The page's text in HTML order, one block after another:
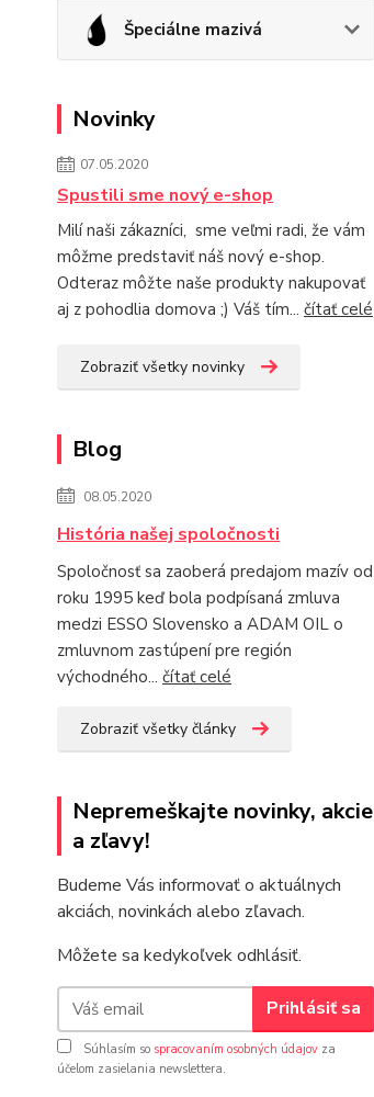
Špeciálne mazivá
Novinky
07.05.2020
Spustili sme nový e-shop
Milí naši zákazníci, sme veľmi radi, že vám
môžme predstaviť náš nový e-shop.
Odteraz môžte naše produkty nakupovať
aj z pohodlia domova ;) Váš tím... čítať celé
Zobraziť všetky novinky
Blog
08.05.2020
História našej spoločnosti
Spoločnosť sa zaoberá predajom mazív od
roku 1995 keď bola podpísaná zmluva
medzi ESSO Slovensko a ADAM OIL o
zmluvnom zastúpení pre región
východného... čítať celé
Zobraziť všetky články
Nepremeškajte novinky, akcie
a zľavy!
Budeme Vás informovať o aktuálnych
akciách, novinkách alebo zľavach.
Môžete sa kedykoľvek odhlásiť.
Prihlásiť sa
Súhlasím so spracovaním osobných údajov za
účelom zasielania newslettera.